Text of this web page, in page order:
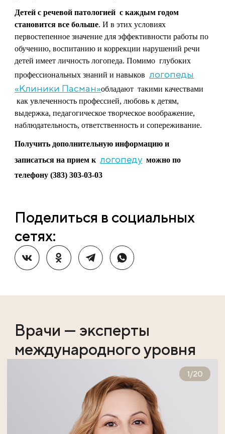
Детей с речевой патологией с каждым годом
становится все больше. И в этих условиях
первостепенное значение для эффективности работы по
обучению, воспитанию и коррекции нарушений речи
детей имеет личность логопеда. Помимо глубоких
профессиональных знаний и навыков логопеды
«Клиники Пасман»обладают такими качествами
как увлеченность профессией, любовь к детям,
выдержка, педагогическое творческое воображение,
наблюдательность, ответственность и сопереживание.
Получить дополнительную информацию и
записаться на прием к логопеду можно по
телефону (383) 303-03-03
Поделиться в социальных
сетях:
Врачи — эксперты
международного уровня
1/20